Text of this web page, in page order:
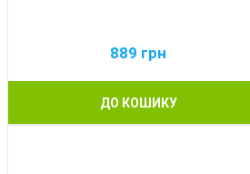
889 грн
ДО КОШИКУ